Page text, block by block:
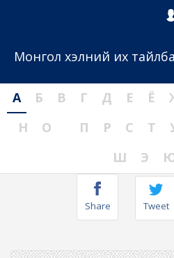
Монгол хэлний их
А Б В Г Д Е Ё
Н
О П Р С Т
Ш
Э
Share Tweet